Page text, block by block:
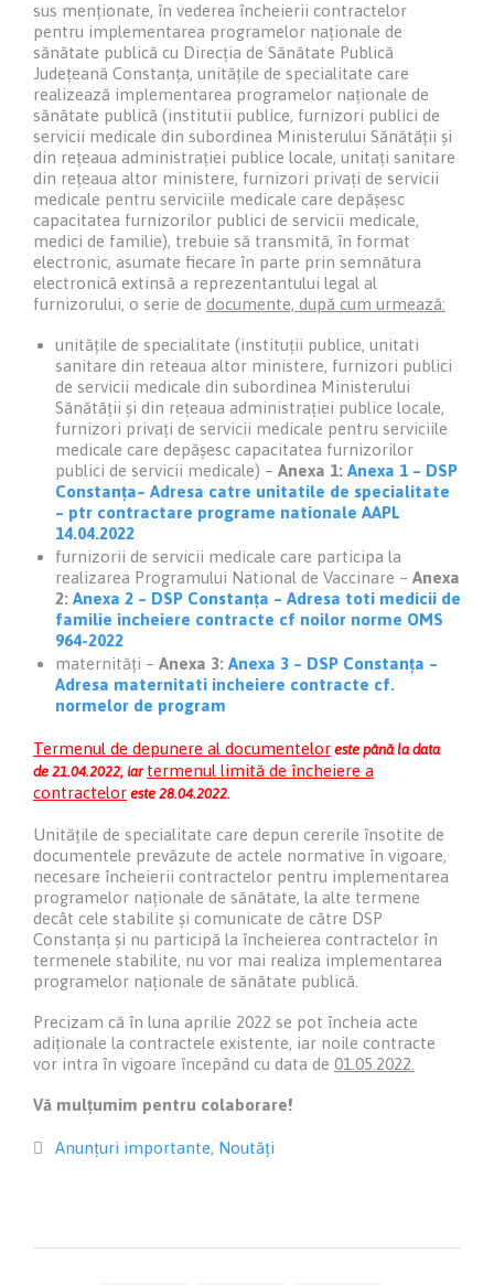
sus menționate, în vederea încheierii contractelor
pentru implementarea programelor naționale de
sănătate publică cu Direcția de Sănătate Publică
Județeană Constanța, unitățile de specialitate care
realizează implementarea programelor naționale de
sănătate publică (institutii publice, furnizori publici de
servicii medicale din subordinea Ministerului Sănătății și
din rețeaua administrației publice locale, unitați sanitare
din rețeaua altor ministere, furnizori privați de servicii
medicale pentru serviciile medicale care depășesc
capacitatea furnizorilor publici de servicii medicale,
medici de familie), trebuie să transmită, în format
electronic, asumate fiecare în parte prin semnătura
electronică extinsă a reprezentantului legal al
furnizorului, o serie de documente, după cum urmează:
unitățile de specialitate (instituții publice, unitati
sanitare din reteaua altor ministere, furnizori publici
de servicii medicale din subordinea Ministerului
Sănătății și din rețeaua administrației publice locale,
furnizori privați de servicii medicale pentru serviciile
medicale care depășesc capacitatea furnizorilor
publici de servicii medicale) – Anexa 1: Anexa 1 – DSP
Constanța– Adresa catre unitatile de specialitate
– ptr contractare programe nationale AAPL
14.04.2022
furnizorii de servicii medicale care participa la
realizarea Programului National de Vaccinare – Anexa
2: Anexa 2 – DSP Constanța – Adresa toti medicii de
familie incheiere contracte cf noilor norme OMS
964-2022
maternități – Anexa 3: Anexa 3 – DSP Constanța –
Adresa maternitati incheiere contracte cf.
normelor de program
Termenul de depunere al documentelor este până la data
de 21.04.2022, iar termenul limită de încheiere a
contractelor este 28.04.2022.
Unitățile de specialitate care depun cererile însotite de
documentele prevăzute de actele normative în vigoare,
necesare încheierii contractelor pentru implementarea
programelor naționale de sănătate, la alte termene
decât cele stabilite și comunicate de către DSP
Constanța și nu participă la încheierea contractelor în
termenele stabilite, nu vor mai realiza implementarea
programelor naționale de sănătate publică.
Precizam că în luna aprilie 2022 se pot încheia acte
adiționale la contractele existente, iar noile contracte
vor intra în vigoare începând cu data de 01.05.2022.
Vă mulțumim pentru colaborare!
 Category
Anunțuri importante, Noutăți